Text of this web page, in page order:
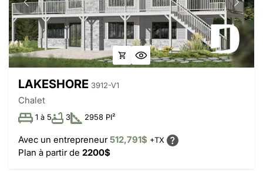
LAKESHORE 3912-V1
Chalet
1 à 5 3 2958 PI²
Avec un entrepreneur512,791$ +TX
Plan à partir de 2200$